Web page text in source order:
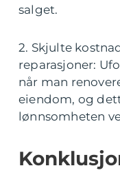
salget.
2. Skjulte
reparasjoner:
når man
eiendom, og
lønnsomheten